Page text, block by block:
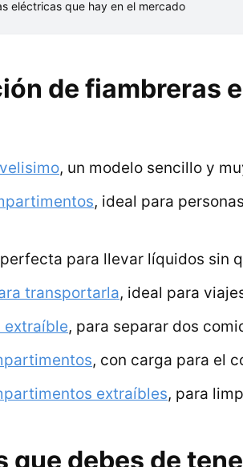
eléctricas que hay en el mercado
de fiambreras
, un modelo sencillo y
, ideal para
para llevar líquidos sin
transportarla, ideal para
extraíble, para separar dos
, con carga para el
extraíbles, para
debes de